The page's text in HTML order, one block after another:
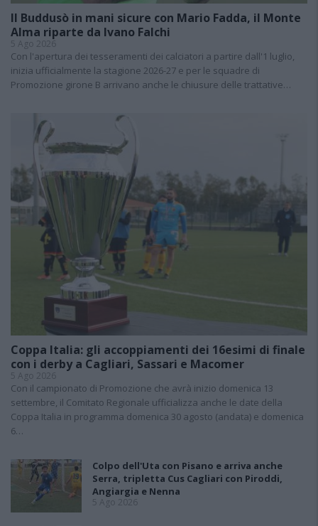
Il Buddusò in mani sicure con Mario Fadda, il Monte
Alma riparte da Ivano Falchi
5 Ago 2026
Con l'apertura dei tesseramenti dei calciatori a partire dall'1 luglio,
inizia ufficialmente la stagione 2026-27 e per le squadre di
Promozione girone B arrivano anche le chiusure delle trattative…
Coppa Italia: gli accoppiamenti dei 16esimi di finale
con i derby a Cagliari, Sassari e Macomer
5 Ago 2026
Con il campionato di Promozione che avrà inizio domenica 13
settembre, il Comitato Regionale ufficializza anche le date della
Coppa Italia in programma domenica 30 agosto (andata) e domenica
6…
Colpo dell'Uta con Pisano e arriva anche
Serra, tripletta Cus Cagliari con Piroddi,
Angiargia e Nenna
5 Ago 2026